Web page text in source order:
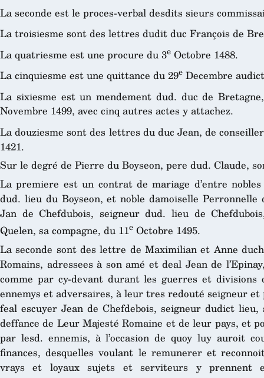
La seconde est le proces-verbal desdits sieurs
La troisiesme sont des lettres dudit duc François de
La quatriesme est une procure du 3e Octobre 1488.
La cinquiesme est une quittance du 29e Decembre
La sixiesme est un mendement dud. duc de
Novembre 1499, avec cinq autres actes y attachez.
La douziesme sont des lettres du duc Jean, de
1421.
Sur le degré de Pierre du Boyseon, pere dud. Claude,
La premiere est un contrat de mariage d’entre
dud. lieu du Boyseon, et noble damoiselle Perronnelle
Jan de Chefdubois, seigneur dud. lieu de
Quelen, sa compagne, du 11e Octobre 1495.
La seconde sont des lettre de Maximilian et Anne
Romains, adressees à son amé et deal Jean de
comme par cy-devant durant les guerres et
ennemys et adversaires, à leur tres redouté seigneur
feal escuyer Jean de Chefdebois, seigneur dudict
deffance de Leur Majesté Romaine et de leur pays, et
par lesd. ennemis, à l’occasion de quoy luy auroit
finances, desquelles voulant le remunerer et
vrays et loyaux sujets et serviteurs y prennent